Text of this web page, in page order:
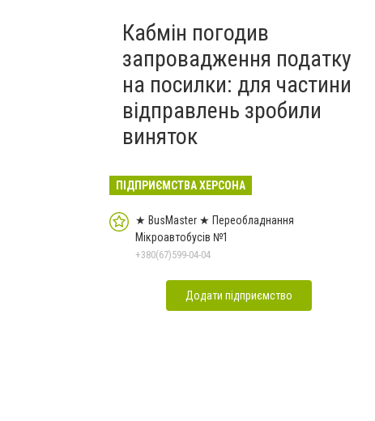
Кабмін погодив
запровадження податку
на посилки: для частини
відправлень зробили
виняток
ПІДПРИЄМСТВА ХЕРСОНА
★ BusMaster ★ Переобладнання
Мікроавтобусів №1
+380(67)599-04-04
Додати підприємство